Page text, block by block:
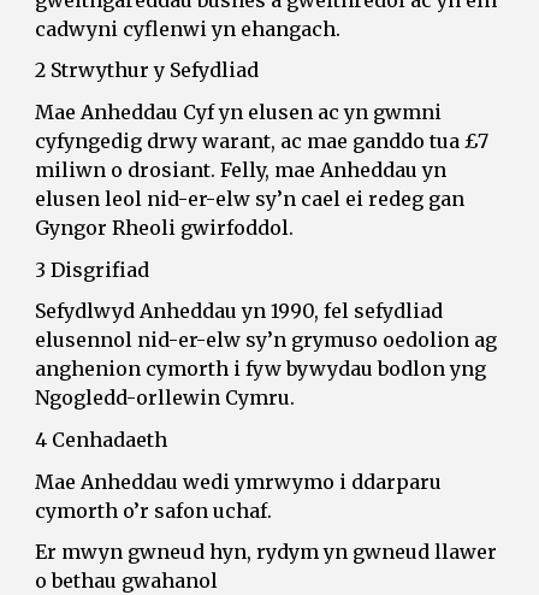
cadwyni cyflenwi yn ehangach.
2 Strwythur y Sefydliad
Mae Anheddau Cyf yn elusen ac yn gwmni
cyfyngedig drwy warant, ac mae ganddo tua £7
miliwn o drosiant. Felly, mae Anheddau yn
elusen leol nid-er-elw sy’n cael ei redeg gan
Gyngor Rheoli gwirfoddol.
3 Disgrifiad
Sefydlwyd Anheddau yn 1990, fel sefydliad
elusennol nid-er-elw sy’n grymuso oedolion ag
anghenion cymorth i fyw bywydau bodlon yng
Ngogledd-orllewin Cymru.
4 Cenhadaeth
Mae Anheddau wedi ymrwymo i ddarparu
cymorth o’r safon uchaf.
Er mwyn gwneud hyn, rydym yn gwneud llawer
o bethau gwahanol